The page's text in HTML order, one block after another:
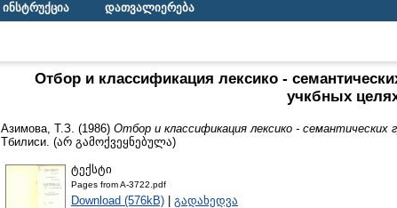
ინსტრუქცია დათვალიერება
Отбор и классификация лексико -
учкбных
Азимова, Т.З. (1986) Отбор и классификация лексико - семантических
Тбилиси. (არ გამოქვეყნებულა)
ტექსტი
Pages from A-3722.pdf
Download (576kB) | გადახედვა